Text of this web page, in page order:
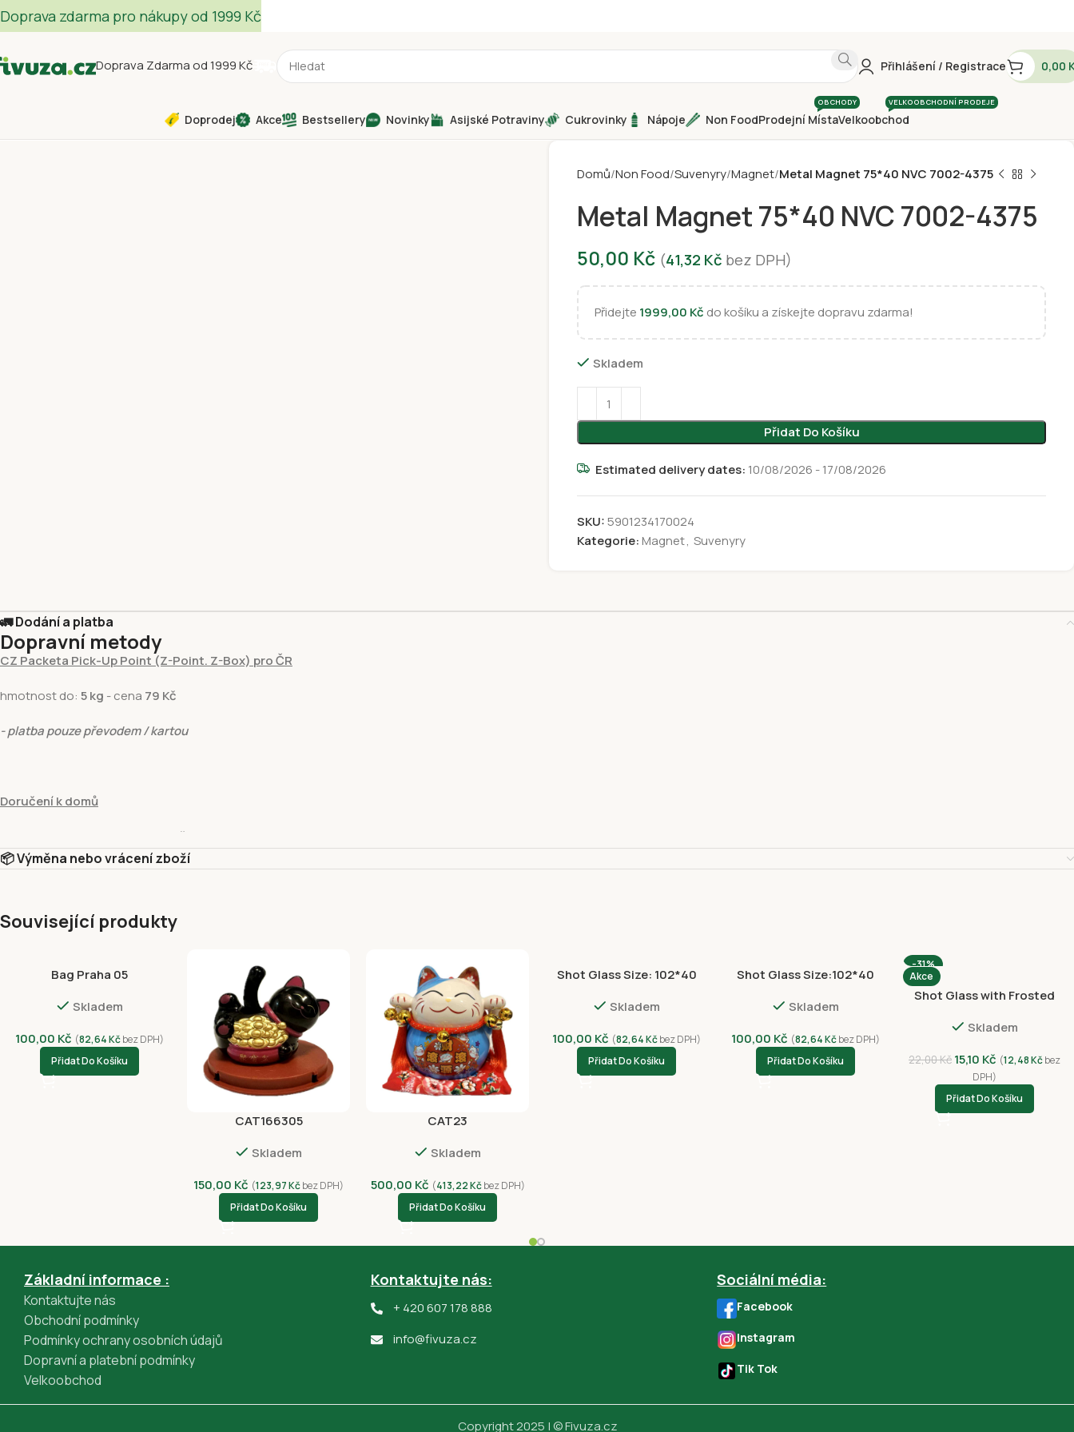
Doprava Zdarma od 1999 Kč Přihlášení / Registrace 0,00
Doprodej Akce Bestsellery Novinky Asijské Potraviny Cukrovinky Nápoje Non FoodProdejní Místa
OBCHODY
Velkoobchod
VELKOOBCHODNÍ PRODEJE
Domů Non Food Suvenyry Magnet Metal Magnet 75*40 NVC 7002-4375
Metal Magnet 75*40 NVC 7002-4375
50,00 Kč (41,32 Kč bez DPH)
Přidejte 1999,00 Kč do košíku a získejte dopravu zdarma!
Skladem
Přidat Do Košíku
Estimated delivery dates: 10/08/2026 - 17/08/2026
SKU:5901234170024
Kategorie:Magnet, Suvenyry
🚛 Dodání a platba
Dopravní metody
CZ Packeta Pick-Up Point (Z-Point. Z-Box) pro ČR
hmotnost do: 5 kg - cena 79 Kč
- platba pouze převodem / kartou
Doručení k domů
129 Kč
- platba pouze převodem / kartou
Vyzvednutí v prodejně Fivuza Market Václavské 801/52, Praha 1, 110 00
Platební metody
Dobírkou
Platba kartou online – GP webpay ( Visa, Mastercard)
Google Pay (GPWebPayGpe)
📦 Výměna nebo vrácení zboží
Související produkty
Bag Praha 05
Skladem
100,00 Kč (82,64Kčbez DPH)
Přidat Do Košíku
CAT166305
Skladem
150,00 Kč (123,97Kčbez DPH)
Přidat Do Košíku
CAT23
Skladem
500,00 Kč (413,22Kčbez DPH)
Přidat Do Košíku
Shot Glass Size: 102*40
Skladem
100,00 Kč (82,64Kčbez DPH)
Přidat Do Košíku
Shot Glass Size:102*40
Skladem
100,00 Kč (82,64Kčbez DPH)
Přidat Do Košíku
-31%
Akce
Shot Glass with Frosted
Skladem
22,00Kč 15,10 Kč (12,48Kčbez
DPH)
Přidat Do Košíku
Základní informace :
Kontaktujte nás
Obchodní podmínky
Podmínky ochrany osobních údajů
Dopravní a platební podmínky
Velkoobchod
Kontaktujte nás:
+ 420 607 178 888
info@fivuza.cz
Sociální média:
Facebook
Instagram
Tik Tok
Copyright 2025 | © Fivuza.cz
Doprava zdarma pro nákupy od 1999 Kč